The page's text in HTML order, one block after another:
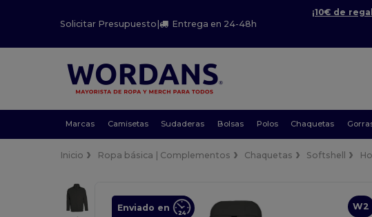
Solicitar Presupuesto | Entrega en 24-48h
¡10€ de
Marcas Camisetas Sudaderas Bolsas Polos Chaquetas
Inicio Ropa básica | Complementos Chaquetas Softshell
W2
Enviado en